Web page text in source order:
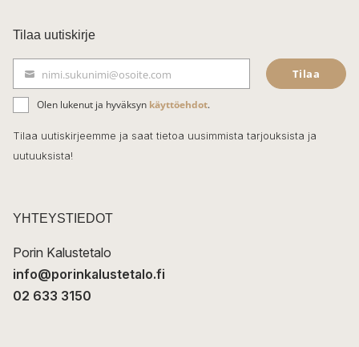
c
e
b
o
o
k
Tilaa uutiskirje
ä
h
k
t
nimi.sukunimi@osoite.com Tilaa
Olen lukenut ja hyväksyn käyttöehdot.
Tilaa uutiskirjeemme ja saat tietoa uusimmista tarjouksista ja
uutuuksista!
YHTEYSTIEDOT
Porin Kalustetalo
info@porinkalustetalo.fi
02 633 3150